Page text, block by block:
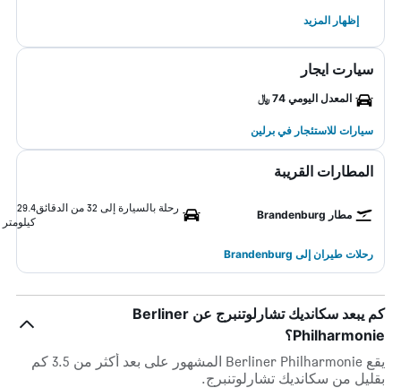
إظهار المزيد
سيارت ايجار
المعدل اليومي 74 ﷼
سيارات للاستئجار في برلين
المطارات القريبة
مطار Brandenburg
رحلة بالسيارة إلى 32 من الدقائق
29.4
كيلومتر
رحلات طيران إلى Brandenburg
كم يبعد سكانديك تشارلوتنبرج عن Berliner
Philharmonie؟
يقع Berliner Philharmonie المشهور على بعد أكثر من 3.5 كم
بقليل من سكانديك تشارلوتنبرج.